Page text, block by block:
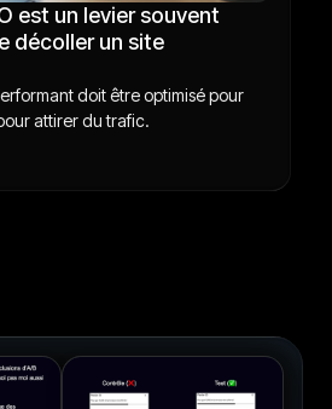
est un levier souvent
décoller un site
doit être optimisé pour
attirer du trafic.